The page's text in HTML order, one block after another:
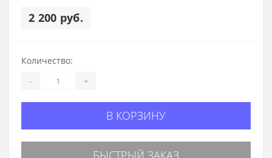
2 200 руб.
Количество:
- +
В КОРЗИНУ